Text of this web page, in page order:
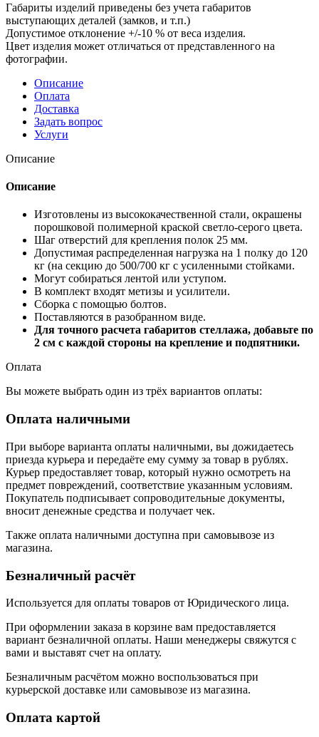
Габариты изделий приведены без учета габаритов
выступающих деталей (замков, и т.п.)
Допустимое отклонение +/-10 % от веса изделия.
Цвет изделия может отличаться от представленного на
фотографии.
Описание
Оплата
Доставка
Задать вопрос
Услуги
Описание
Описание
Изготовлены из высококачественной стали, окрашены
порошковой полимерной краской светло-серого цвета.
Шаг отверстий для крепления полок 25 мм.
Допустимая распределенная нагрузка на 1 полку до 120
кг (на секцию до 500/700 кг с усиленными стойками.
Могут собираться лентой или уступом.
В комплект входят метизы и усилители.
Сборка с помощью болтов.
Поставляются в разобранном виде.
Для точного расчета габаритов стеллажа, добавьте по
2 см с каждой стороны на крепление и подпятники.
Оплата
Вы можете выбрать один из трёх вариантов оплаты:
Оплата наличными
При выборе варианта оплаты наличными, вы дожидаетесь
приезда курьера и передаёте ему сумму за товар в рублях.
Курьер предоставляет товар, который нужно осмотреть на
предмет повреждений, соответствие указанным условиям.
Покупатель подписывает сопроводительные документы,
вносит денежные средства и получает чек.
Также оплата наличными доступна при самовывозе из
магазина.
Безналичный расчёт
Используется для оплаты товаров от Юридического лица.
При оформлении заказа в корзине вам предоставляется
вариант безналичной оплаты. Наши менеджеры свяжутся с
вами и выставят счет на оплату.
Безналичным расчётом можно воспользоваться при
курьерской доставке или самовывозе из магазина.
Оплата картой